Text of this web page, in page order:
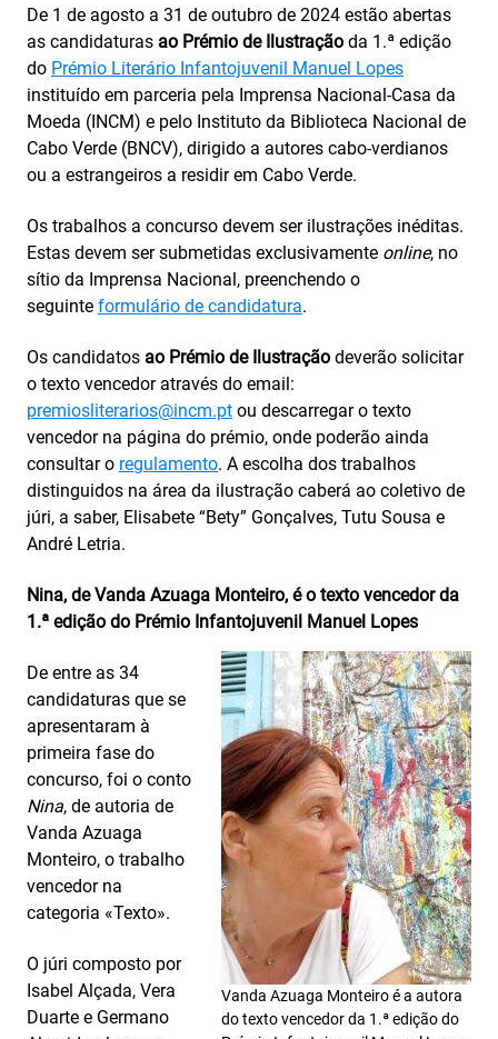
De 1 de agosto a 31 de outubro de 2024 estão abertas
as candidaturas ao Prémio de Ilustração da 1.ª edição
do Prémio Literário Infantojuvenil Manuel Lopes
instituído em parceria pela Imprensa Nacional-Casa da
Moeda (INCM) e pelo Instituto da Biblioteca Nacional de
Cabo Verde (BNCV), dirigido a autores cabo-verdianos
ou a estrangeiros a residir em Cabo Verde.
Os trabalhos a concurso devem ser ilustrações inéditas.
Estas devem ser submetidas exclusivamente online, no
sítio da Imprensa Nacional, preenchendo o
seguinte formulário de candidatura.
Os candidatos ao Prémio de Ilustração deverão solicitar
o texto vencedor através do email:
premiosliterarios@incm.pt ou descarregar o texto
vencedor na página do prémio, onde poderão ainda
consultar o regulamento. A escolha dos trabalhos
distinguidos na área da ilustração caberá ao coletivo de
júri, a saber, Elisabete “Bety” Gonçalves, Tutu Sousa e
André Letria.
Nina, de Vanda Azuaga Monteiro, é o texto vencedor da
1.ª edição do Prémio Infantojuvenil Manuel Lopes
Vanda Azuaga Monteiro é a autora
do texto vencedor da 1.ª edição do
De entre as 34
candidaturas que se
apresentaram à
primeira fase do
concurso, foi o conto
Nina, de autoria de
Vanda Azuaga
Monteiro, o trabalho
vencedor na
categoria «Texto».
O júri composto por
Isabel Alçada, Vera
Duarte e Germano